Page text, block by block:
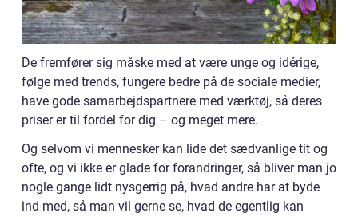
De fremfører sig måske med at være unge og idérige,
følge med trends, fungere bedre på de sociale medier,
have gode samarbejdspartnere med værktøj, så deres
priser er til fordel for dig – og meget mere.
Og selvom vi mennesker kan lide det sædvanlige tit og
ofte, og vi ikke er glade for forandringer, så bliver man jo
nogle gange lidt nysgerrig på, hvad andre har at byde
ind med, så man vil gerne se, hvad de egentlig kan